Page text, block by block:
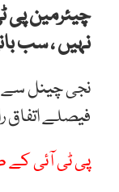
چیئرمین پی
نہیں ، سب
نجی چینل سے
فیصلے اتفاق
پی ٹی آئی کے